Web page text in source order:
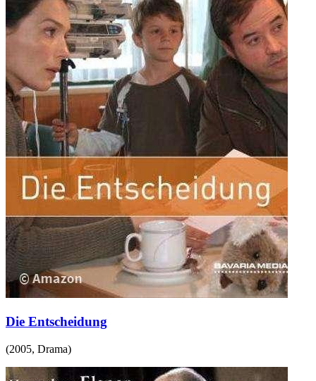
Die Entscheidung
(2005, Drama)